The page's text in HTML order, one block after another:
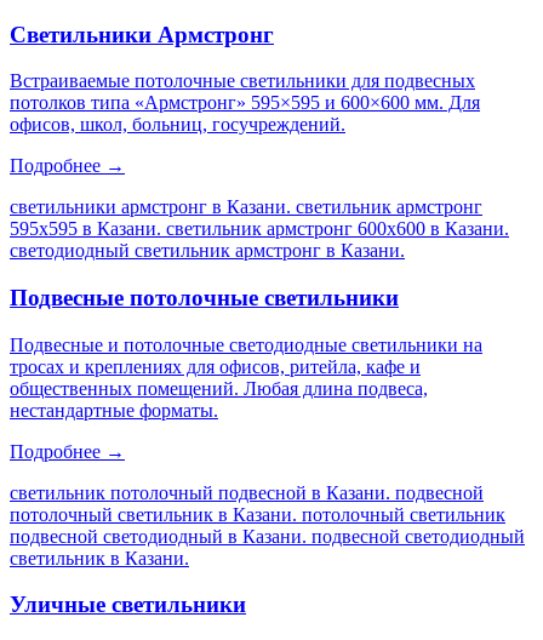
Светильники Армстронг
Встраиваемые потолочные светильники для подвесных
потолков типа «Армстронг» 595×595 и 600×600 мм. Для
офисов, школ, больниц, госучреждений.
Подробнее →
светильники армстронг в Казани. светильник армстронг
595х595 в Казани. светильник армстронг 600х600 в Казани.
светодиодный светильник армстронг в Казани.
Подвесные потолочные светильники
Подвесные и потолочные светодиодные светильники на
тросах и креплениях для офисов, ритейла, кафе и
общественных помещений. Любая длина подвеса,
нестандартные форматы.
Подробнее →
светильник потолочный подвесной в Казани. подвесной
потолочный светильник в Казани. потолочный светильник
подвесной светодиодный в Казани. подвесной светодиодный
светильник в Казани.
Уличные светильники